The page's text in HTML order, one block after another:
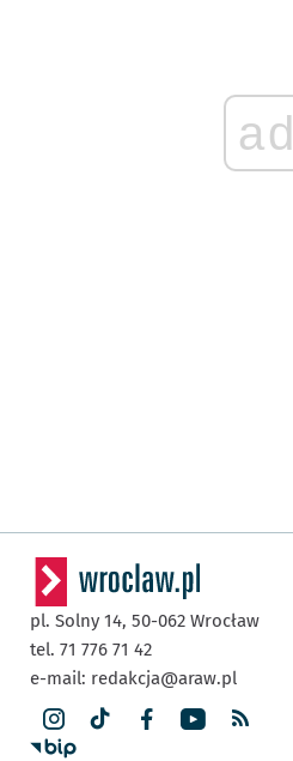
ad
pl. Solny 14, 50-062 Wrocław
tel. 71 776 71 42
e-mail: redakcja@araw.pl